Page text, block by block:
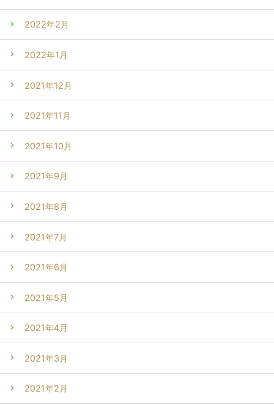
2022年2月
2022年1月
2021年12月
2021年11月
2021年10月
2021年9月
2021年8月
2021年7月
2021年6月
2021年5月
2021年4月
2021年3月
2021年2月